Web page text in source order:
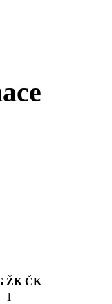
ŽK ČK
1